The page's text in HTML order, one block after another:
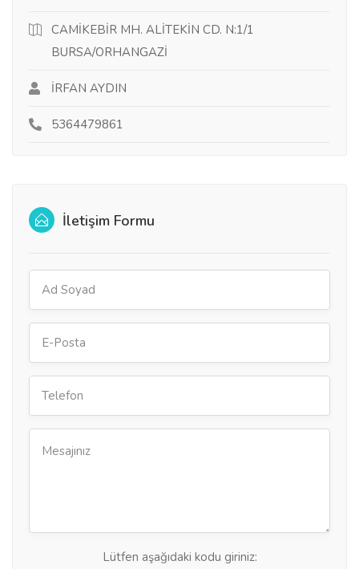
CAMİKEBİR MH. ALİTEKİN CD. N:1/1
BURSA/ORHANGAZİ
İRFAN AYDIN
5364479861
İletişim Formu
Lütfen aşağıdaki kodu giriniz: